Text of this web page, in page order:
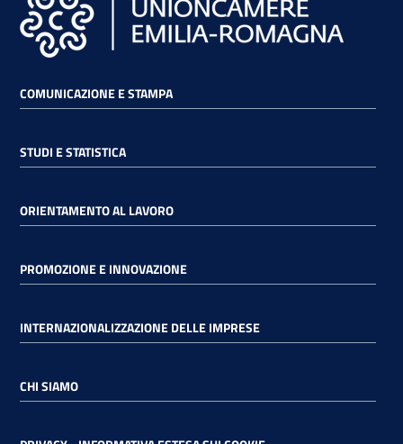
COMUNICAZIONE E STAMPA
STUDI E STATISTICA
ORIENTAMENTO AL LAVORO
PROMOZIONE E INNOVAZIONE
INTERNAZIONALIZZAZIONE DELLE IMPRESE
CHI SIAMO